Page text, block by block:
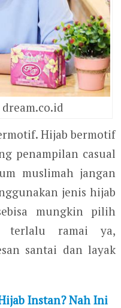
Hijab bermotif
penampilan casual
muslimah jangan
jenis hijab
mungkin pilih
terlalu ramai ya,
santai dan layak
Instan? Nah Ini